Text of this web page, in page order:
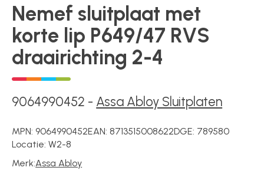
Toegangscontrole
Toegangsverlening
Over ons
Nemef sluitplaat met
korte lip P649/47 RVS
draairichting 2-4
9064990452 - Assa Abloy Sluitplaten
MPN:9064990452EAN:8713515008622DGE: 789580
Locatie:W2-8
Merk:Assa Abloy